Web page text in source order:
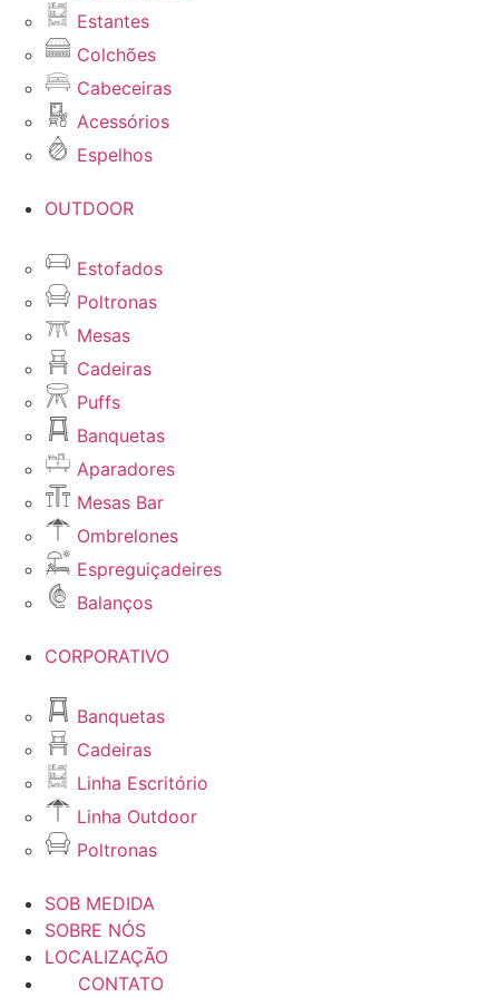
Estantes
Colchões
Cabeceiras
Acessórios
Espelhos
OUTDOOR
Estofados
Poltronas
Mesas
Cadeiras
Puffs
Banquetas
Aparadores
Mesas Bar
Ombrelones
Espreguiçadeires
Balanços
CORPORATIVO
Banquetas
Cadeiras
Linha Escritório
Linha Outdoor
Poltronas
SOB MEDIDA
SOBRE NÓS
LOCALIZAÇÃO
CONTATO